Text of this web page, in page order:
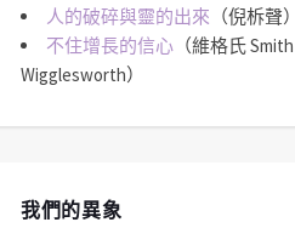
人的破碎與靈的出來 （倪柝聲）
不住增長的信心 （維格氏 Smith
Wigglesworth）
我們的異象